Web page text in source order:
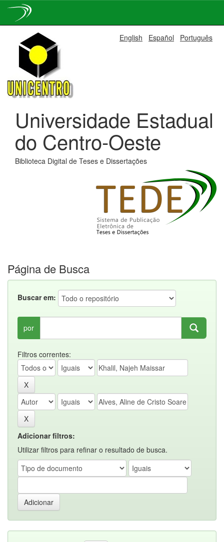
navigation
English Español Português
Universidade Estadual
do Centro-Oeste
Biblioteca Digital de Teses e Dissertações
Página de Busca
Buscar em:
por
Filtros correntes:
Adicionar filtros:
Utilizar filtros para refinar o resultado de busca.